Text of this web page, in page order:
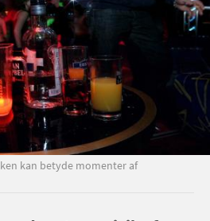
kan betyde momenter af